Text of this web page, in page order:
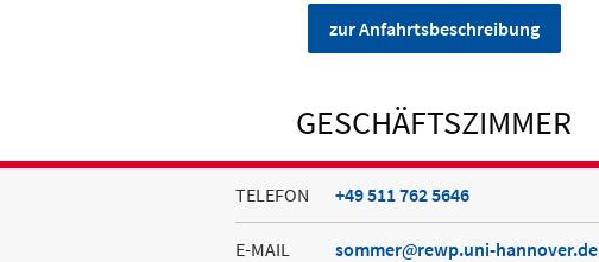
zur Anfahrtsbeschreibung
GESCHÄFTSZIMMER
TELEFON +49 511 762 5646
E-MAIL sommer rewp.uni-hannover.de